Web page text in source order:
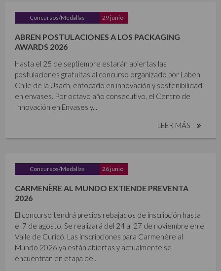
Concursos/Medallas 29 junio
ABREN POSTULACIONES A LOS PACKAGING
AWARDS 2026
Hasta el 25 de septiembre estarán abiertas las
postulaciones gratuitas al concurso organizado por Laben
Chile de la Usach, enfocado en innovación y sostenibilidad
en envases. Por octavo año consecutivo, el Centro de
Innovación en Envases y...
LEER MÁS
Concursos/Medallas 26 junio
CARMENÈRE AL MUNDO EXTIENDE PREVENTA
2026
El concurso tendrá precios rebajados de inscripción hasta
el 7 de agosto. Se realizará del 24 al 27 de noviembre en el
Valle de Curicó. Las inscripciones para Carmenère al
Mundo 2026 ya están abiertas y actualmente se
encuentran en etapa de...